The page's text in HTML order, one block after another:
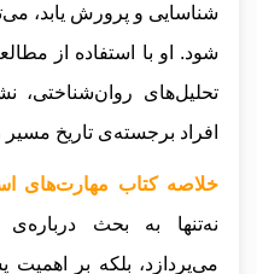
شناسایی و پرورش یابد،
شود. او با استفاده از
تحلیل‌های روان‌شناختی،
افراد برجسته‌ی تاریخ
خلاصه کتاب مهارت‌های
نه‌تنها به بحث
می‌پردازد، بلکه بر